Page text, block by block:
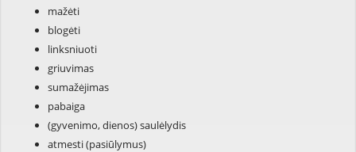
mažėti
blogėti
linksniuoti
griuvimas
sumažėjimas
pabaiga
(gyvenimo, dienos) saulėlydis
atmesti (pasiūlymus)